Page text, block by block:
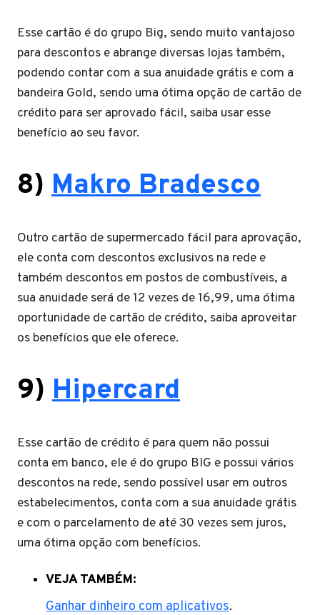
Esse cartão é do grupo Big, sendo muito vantajoso
para descontos e abrange diversas lojas também,
podendo contar com a sua anuidade grátis e com a
bandeira Gold, sendo uma ótima opção de cartão de
crédito para ser aprovado fácil, saiba usar esse
benefício ao seu favor.
8) Makro Bradesco
Outro cartão de supermercado fácil para aprovação,
ele conta com descontos exclusivos na rede e
também descontos em postos de combustíveis, a
sua anuidade será de 12 vezes de 16,99, uma ótima
oportunidade de cartão de crédito, saiba aproveitar
os benefícios que ele oferece.
9) Hipercard
Esse cartão de crédito é para quem não possui
conta em banco, ele é do grupo BIG e possui vários
descontos na rede, sendo possível usar em outros
estabelecimentos, conta com a sua anuidade grátis
e com o parcelamento de até 30 vezes sem juros,
uma ótima opção com benefícios.
VEJA TAMBÉM:
Ganhar dinheiro com aplicativos.